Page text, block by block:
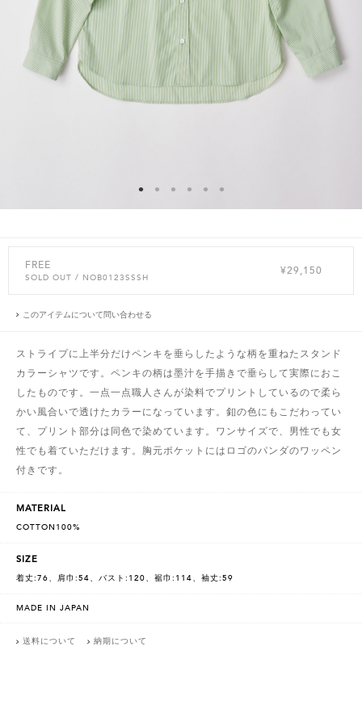
FREE
SOLD OUT / NOB0123SSSH
¥29,150
このアイテムについて問い合わせる
ストライプに上半分だけペンキを垂らしたような柄を重ねたスタンド
カラーシャツです。ペンキの柄は墨汁を手描きで垂らして実際におこ
したものです。一点一点職人さんが染料でプリントしているので柔ら
かい風合いで透けたカラーになっています。釦の色にもこだわってい
て、プリント部分は同色で染めています。ワンサイズで、男性でも女
性でも着ていただけます。胸元ポケットにはロゴのパンダのワッペン
付きです。
MATERIAL
COTTON100%
SIZE
着丈:76、肩巾:54、バスト:120、裾巾:114、袖丈:59
MADE IN JAPAN
送料について 納期について